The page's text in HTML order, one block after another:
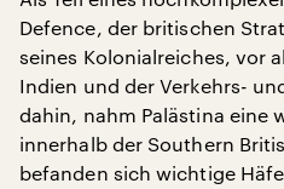
Defence, der britischen
seines Kolonialreiches, vor
Indien und der Verkehrs-
dahin, nahm Palästina eine
innerhalb der Southern
befanden sich wichtige